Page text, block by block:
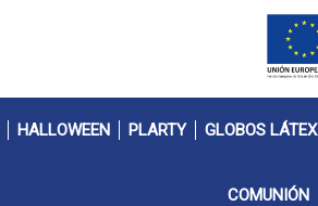
HALLOWEEN PLARTY GLOBOS LÁTEX
COMUNIÓN